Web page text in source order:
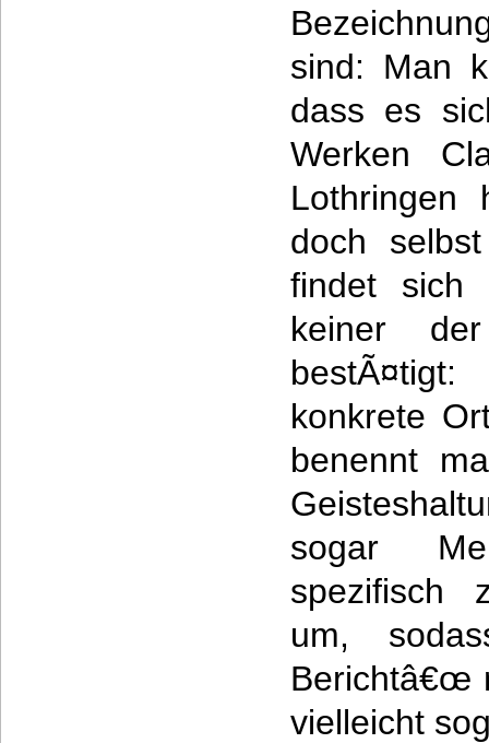
sind: Man
dass es
Werken
Lothringen
doch
findet sich
keiner
konkrete
benennt
sogar
spezifisch
um,
Berichtâ€œ
vielleicht